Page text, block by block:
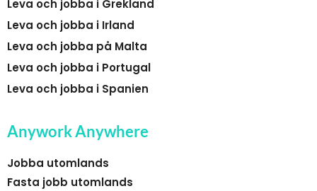
Leva och jobba i Grekland
Leva och jobba i Irland
Leva och jobba på Malta
Leva och jobba i Portugal
Leva och jobba i Spanien
Anywork Anywhere
Jobba utomlands
Fasta jobb utomlands